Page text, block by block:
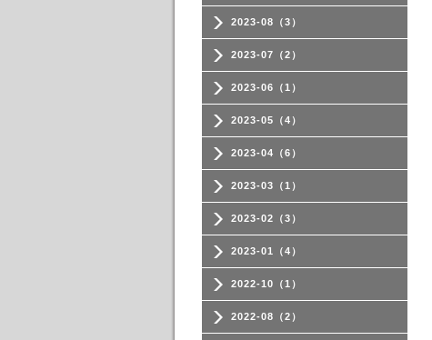
2023-08（3）
2023-07（2）
2023-06（1）
2023-05（4）
2023-04（6）
2023-03（1）
2023-02（3）
2023-01（4）
2022-10（1）
2022-08（2）